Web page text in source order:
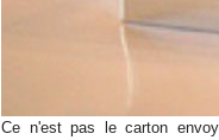
Ce n'est pas le carton